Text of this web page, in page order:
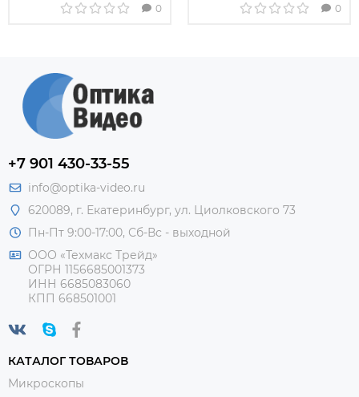
0 0
+7 901 430-33-55
info@optika-video.ru
620089, г. Екатеринбург, ул. Циолковского 73
Пн-Пт 9:00-17:00, Сб-Вс - выходной
ООО «Техмакс Трейд»
ОГРН 1156685001373
ИНН 6685083060
КПП 668501001
КАТАЛОГ ТОВАРОВ
Микроскопы